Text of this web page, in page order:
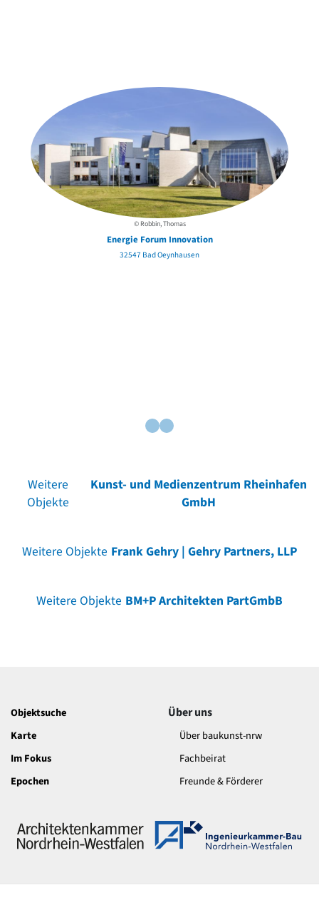
© Robbin, Thomas
Energie Forum Innovation
32547 Bad Oeynhausen
Weitere
Objekte
Kunst- und Medienzentrum Rheinhafen
GmbH
Weitere Objekte Frank Gehry | Gehry Partners, LLP
Weitere Objekte BM+P Architekten PartGmbB
Objektsuche
Karte
Im Fokus
Epochen
Über uns
Über baukunst-nrw
Fachbeirat
Freunde & Förderer